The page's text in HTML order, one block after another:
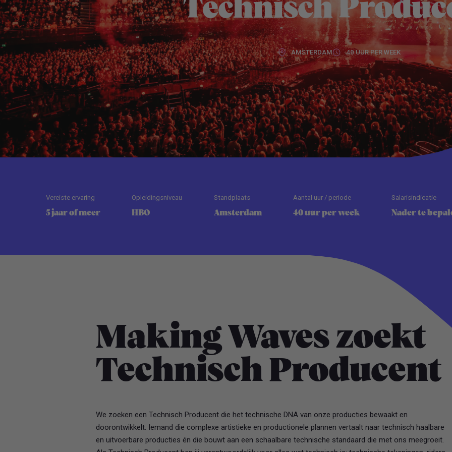
Technisch
AMSTERDAM 40 UUR PER WEEK
Vereiste ervaring
5 jaar of meer
Opleidingsniveau
HBO
Standplaats
Amsterdam
Aantal uur / periode
40 uur per week
Salarisindicatie
Nader te
Making Waves zoekt
Technisch Producent
We zoeken een Technisch Producent die het technische DNA van onze producties bewaakt en
doorontwikkelt. Iemand die complexe artistieke en productionele plannen vertaalt naar technisch haalbare
en uitvoerbare producties én die bouwt aan een schaalbare technische standaard die met ons meegroeit.